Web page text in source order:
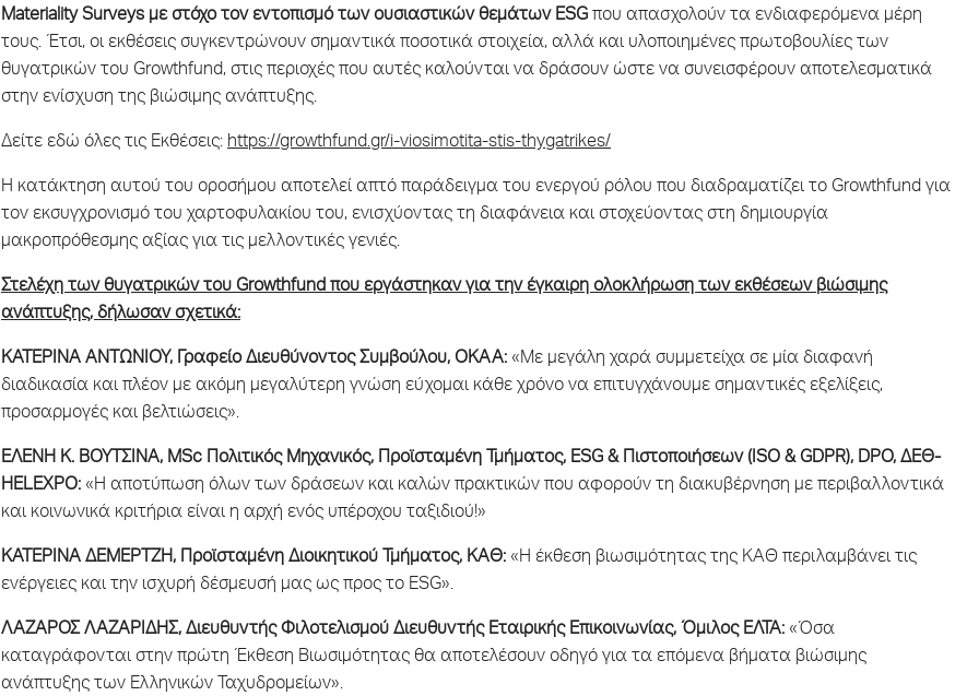
Materiality Surveys με στόχο τον εντοπισμό των ουσιαστικών θεμάτων ESG που απασχολούν τα ενδιαφερόμενα μέρη
τους. Έτσι, οι εκθέσεις συγκεντρώνουν σημαντικά ποσοτικά στοιχεία, αλλά και υλοποιημένες πρωτοβουλίες των
θυγατρικών του Growthfund, στις περιοχές που αυτές καλούνται να δράσουν ώστε να συνεισφέρουν αποτελεσματικά
στην ενίσχυση της βιώσιμης ανάπτυξης.
Δείτε εδώ όλες τις Εκθέσεις: https://growthfund.gr/i-viosimotita-stis-thygatrikes/
Η κατάκτηση αυτού του οροσήμου αποτελεί απτό παράδειγμα του ενεργού ρόλου που διαδραματίζει το Growthfund για
τον εκσυγχρονισμό του χαρτοφυλακίου του, ενισχύοντας τη διαφάνεια και στοχεύοντας στη δημιουργία
μακροπρόθεσμης αξίας για τις μελλοντικές γενιές.
Στελέχη των θυγατρικών του Growthfund που εργάστηκαν για την έγκαιρη ολοκλήρωση των εκθέσεων βιώσιμης
ανάπτυξης, δήλωσαν σχετικά:
ΚΑΤΕΡΙΝΑ ΑΝΤΩΝΙΟΥ, Γραφείο Διευθύνοντος Συμβούλου, ΟΚΑΑ: «Με μεγάλη χαρά συμμετείχα σε μία διαφανή
διαδικασία και πλέον με ακόμη μεγαλύτερη γνώση εύχομαι κάθε χρόνο να επιτυγχάνουμε σημαντικές εξελίξεις,
προσαρμογές και βελτιώσεις».
ΕΛΕΝΗ Κ. ΒΟΥΤΣΙΝΑ, MSc Πολιτικός Μηχανικός, Προϊσταμένη Τμήματος, ESG & Πιστοποιήσεων (ISO & GDPR), DPO, ΔΕΘ-
HELEXPO: «Η αποτύπωση όλων των δράσεων και καλών πρακτικών που αφορούν τη διακυβέρνηση με περιβαλλοντικά
και κοινωνικά κριτήρια είναι η αρχή ενός υπέροχου ταξιδιού!»
ΚΑΤΕΡΙΝΑ ΔΕΜΕΡΤΖΗ, Προϊσταμένη Διοικητικού Τμήματος, ΚΑΘ: «H έκθεση βιωσιμότητας της ΚΑΘ περιλαμβάνει τις
ενέργειες και την ισχυρή δέσμευσή μας ως προς το ESG».
ΛΑΖΑΡΟΣ ΛΑΖΑΡΙΔΗΣ, Διευθυντής Φιλοτελισμού Διευθυντής Εταιρικής Επικοινωνίας, Όμιλος ΕΛΤΑ: «Όσα
καταγράφονται στην πρώτη Έκθεση Βιωσιμότητας θα αποτελέσουν οδηγό για τα επόμενα βήματα βιώσιμης
ανάπτυξης των Ελληνικών Ταχυδρομείων».